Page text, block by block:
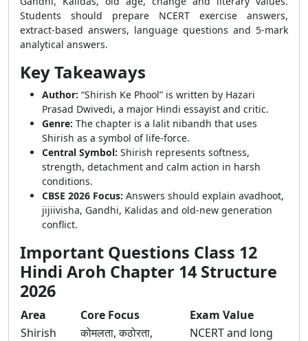
Students should prepare NCERT exercise answers,
extract-based answers, language questions and 5-mark
analytical answers.
Key Takeaways
Author: “Shirish Ke Phool” is written by Hazari
Prasad Dwivedi, a major Hindi essayist and critic.
Genre: The chapter is a lalit nibandh that uses
Shirish as a symbol of life-force.
Central Symbol: Shirish represents softness,
strength, detachment and calm action in harsh
conditions.
CBSE 2026 Focus: Answers should explain avadhoot,
jijiivisha, Gandhi, Kalidas and old-new generation
conflict.
Important Questions Class 12
Hindi Aroh Chapter 14 Structure
2026
Area Core Focus
Exam Value
Shirish
कोमलता, कठोरता,
NCERT and long